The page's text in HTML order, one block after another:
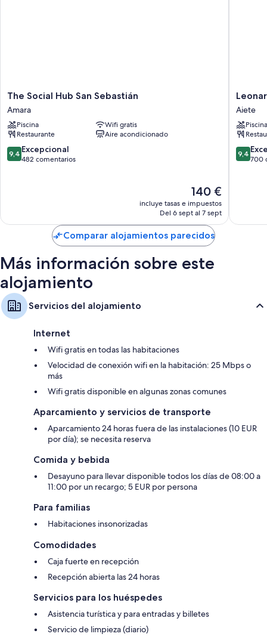
personal gratuitos
Armarios o roperos, calefacción y servicio de limpieza diario
The
Social
Hub
San
Sebastián
Amara
The Social Hub San Sebastián
Amara
Piscina
Wifi gratis
Restaurante
Aire acondicionado
9.4
sobre
9,4 Excepcional
482 comentarios
El
precio
actual
de
140 €
140 €
incluye tasas e impuestos
Del 6 sept al 7 sept
Hotel
San
Aiete
Aiete
Piscina
9.4
sobre
9,4
700
Comparar alojamientos parecidos
Más información sobre este
alojamiento
Servicios del alojamiento
Internet
Wifi gratis en todas las habitaciones
Velocidad de conexión wifi en la habitación: 25 Mbps o
más
Wifi gratis disponible en algunas zonas comunes
Aparcamiento y servicios de transporte
Aparcamiento 24 horas fuera de las instalaciones (10 EUR
por día); se necesita reserva
Comida y bebida
Desayuno para llevar disponible todos los días de 08:00 a
11:00 por un recargo; 5 EUR por persona
Para familias
Habitaciones insonorizadas
Comodidades
Caja fuerte en recepción
Recepción abierta las 24 horas
Servicios para los huéspedes
Asistencia turística y para entradas y billetes
Servicio de limpieza (diario)